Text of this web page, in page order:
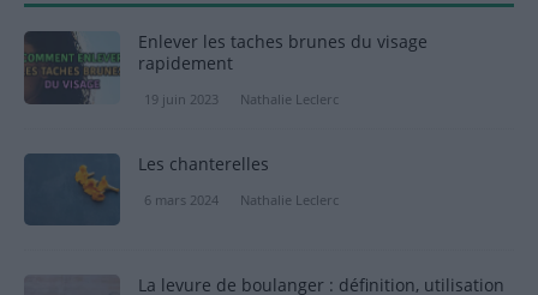
Enlever les taches brunes du visage
rapidement
19 juin 2023 Nathalie Leclerc
Les chanterelles
6 mars 2024 Nathalie Leclerc
La levure de boulanger : définition, utilisation